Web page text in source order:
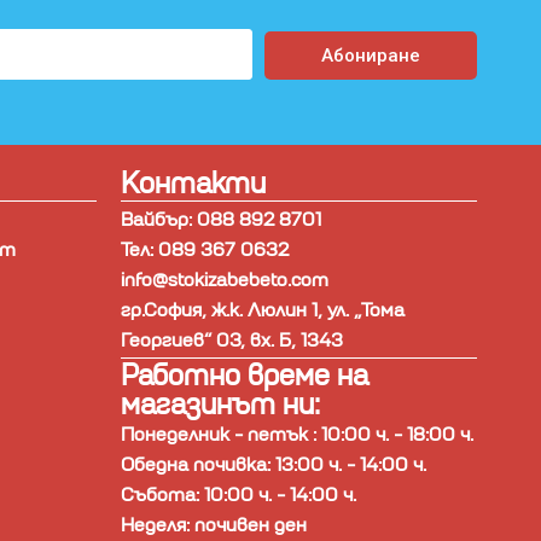
Абониране
Контакти
Вайбър: 088 892 8701
Тел: 089 367 0632
info@stokizabebeto.com
гр.София, ж.к. Люлин 1, ул. „Тома
Георгиев“ 03, вх. Б, 1343
Работно време на
магазинът ни:
Понеделник - петък : 10:00 ч. - 18:00 ч.
Обедна почивка: 13:00 ч. - 14:00 ч.
Събота: 10:00 ч. - 14:00 ч.
Неделя: почивен ден